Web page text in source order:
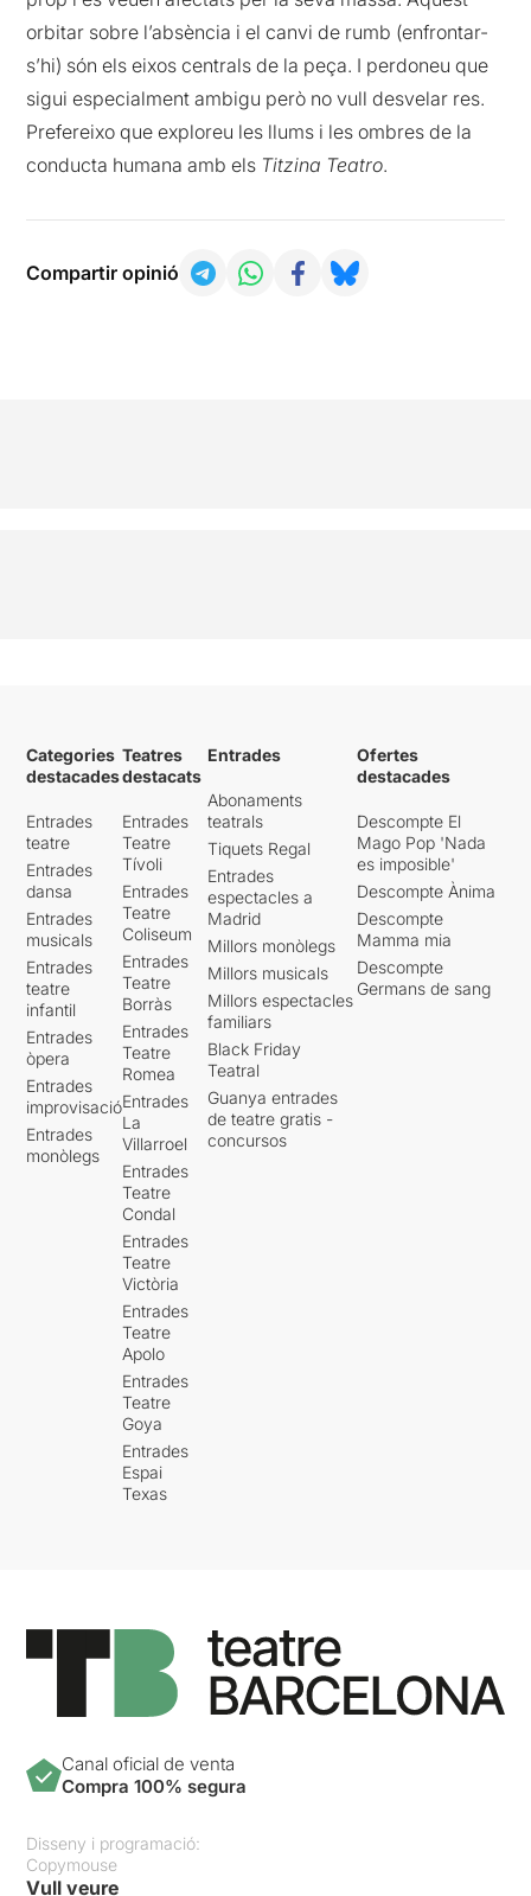
orbitar sobre l’absència i el canvi de rumb (enfrontar-
s’hi) són els eixos centrals de la peça. I perdoneu que
sigui especialment ambigu però no vull desvelar res.
Prefereixo que exploreu les llums i les ombres de la
conducta humana amb els Titzina Teatro.
Compartir opinió
Categories
destacades
Entrades
teatre
Entrades
dansa
Entrades
musicals
Entrades
teatre
infantil
Entrades
òpera
Entrades
improvisació
Entrades
monòlegs
Teatres
destacats
Entrades
Teatre
Tívoli
Entrades
Teatre
Coliseum
Entrades
Teatre
Borràs
Entrades
Teatre
Romea
Entrades
La
Villarroel
Entrades
Teatre
Condal
Entrades
Teatre
Victòria
Entrades
Teatre
Apolo
Entrades
Teatre
Goya
Entrades
Espai
Texas
Entrades
Abonaments
teatrals
Tiquets Regal
Entrades
espectacles a
Madrid
Millors monòlegs
Millors musicals
Millors espectacles
familiars
Black Friday
Teatral
Guanya entrades
de teatre gratis -
concursos
Ofertes
destacades
Descompte El
Mago Pop 'Nada
es imposible'
Descompte Ànima
Descompte
Mamma mia
Descompte
Germans de sang
Canal oficial de venta
Compra 100% segura
Disseny i programació:
Copymouse
Vull veure